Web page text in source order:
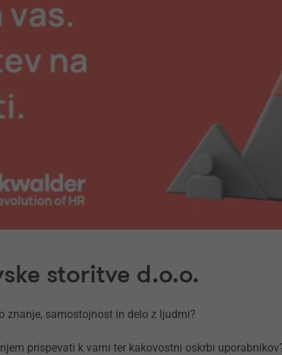
storitve d.o.o.
znanje, samostojnost in delo z ljudmi?
prispevati k varni ter kakovostni oskrbi